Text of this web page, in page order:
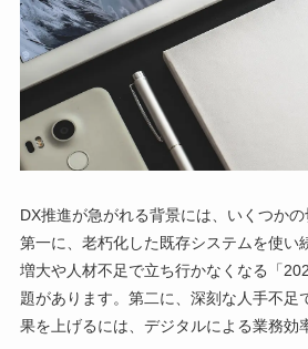
DX推進が急がれる背景には、いくつかの
第一に、老朽化した既存システムを使い
増大や人材不足で立ち行かなくなる「
題があります。第二に、深刻な人手不足
果を上げるには、デジタルによる業務効